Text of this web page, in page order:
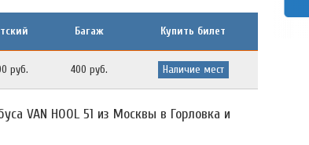
Багаж Купить билет
руб. 400 руб. Наличие мест
VAN HOOL 51 из Москвы в Горловка и